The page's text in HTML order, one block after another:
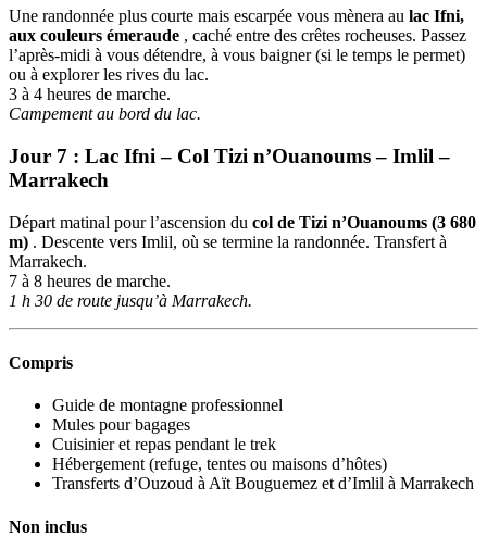
Une randonnée plus courte mais escarpée vous mènera au lac Ifni,
aux couleurs émeraude , caché entre des crêtes rocheuses. Passez
l’après-midi à vous détendre, à vous baigner (si le temps le permet)
ou à explorer les rives du lac.
3 à 4 heures de marche.
Campement au bord du lac.
Jour 7 : Lac Ifni – Col Tizi n’Ouanoums – Imlil –
Marrakech
Départ matinal pour l’ascension du col de Tizi n’Ouanoums (3 680
m) . Descente vers Imlil, où se termine la randonnée. Transfert à
Marrakech.
7 à 8 heures de marche.
1 h 30 de route jusqu’à Marrakech.
Compris
Guide de montagne professionnel
Mules pour bagages
Cuisinier et repas pendant le trek
Hébergement (refuge, tentes ou maisons d’hôtes)
Transferts d’Ouzoud à Aït Bouguemez et d’Imlil à Marrakech
Non inclus